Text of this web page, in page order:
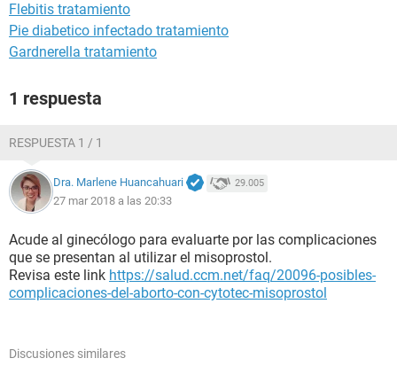
Flebitis tratamiento
Pie diabetico infectado tratamiento
Gardnerella tratamiento
1 respuesta
RESPUESTA 1 / 1
Dra. Marlene Huancahuari 29.005
27 mar 2018 a las 20:33
Acude al ginecólogo para evaluarte por las complicaciones
que se presentan al utilizar el misoprostol.
Revisa este link https://salud.ccm.net/faq/20096-posibles-
complicaciones-del-aborto-con-cytotec-misoprostol
Discusiones similares